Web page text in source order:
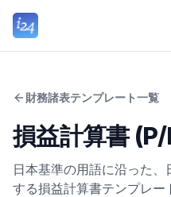
財務諸表テンプレート一覧
損益計算書
日本基準の用語に沿った
する損益計算書テンプレー